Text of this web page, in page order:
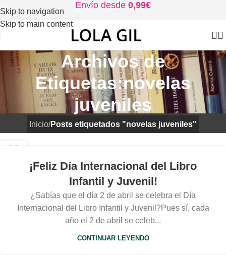
Skip to navigation
Skip to main content
Envío desde 0,99€
Archivos de
Etiquetas:novelas
juveniles
Inicio/Posts etiquetados "novelas juveniles"
02
¡Feliz Día Internacional del Libro
Infantil y Juvenil!
¿Sabías que el día 2 de abril se celebra el Día
Internacional del Libro Infantil y Juvenil?Pues sí, cada
año el 2 de abril se celeb...
CONTINUAR LEYENDO